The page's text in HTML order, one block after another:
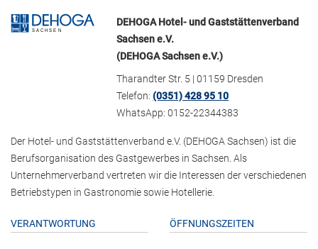
DEHOGA Hotel- und Gaststättenverband
Sachsen e.V.
(DEHOGA Sachsen e.V.)
Tharandter Str. 5 | 01159 Dresden
Telefon:(0351) 428 95 10
WhatsApp: 0152-22344383
Der Hotel- und Gaststättenverband e.V. (DEHOGA Sachsen) ist die
Berufsorganisation des Gastgewerbes in Sachsen. Als
Unternehmerverband vertreten wir die Interessen der verschiedenen
Betriebstypen in Gastronomie sowie Hotellerie.
VERANTWORTUNG ÖFFNUNGSZEITEN